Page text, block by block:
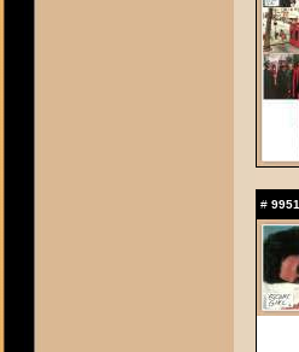
# 9951